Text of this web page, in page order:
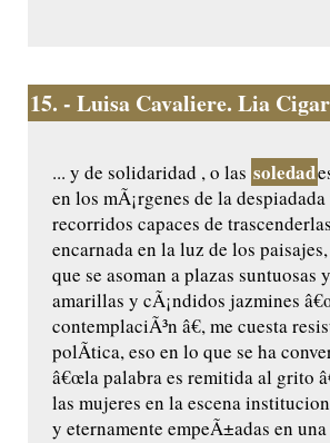
15. - Luisa Cavaliere. Lia
... y de solidaridad , o las soledad
en los mÃ¡rgenes de la
recorridos capaces de
encarnada en la luz de los
que se asoman a plazas
amarillas y cÃ¡ndidos jazmines
contemplaciÃ³n â€, me cuesta
polÃ­tica, eso en lo que se ha
â€œla palabra es remitida al grito
las mujeres en la escena
y eternamente empeÃ±adas en